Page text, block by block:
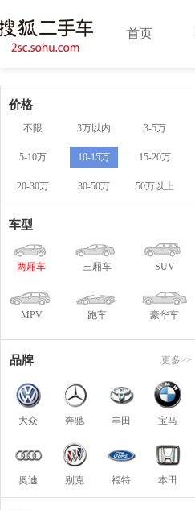
首页
价格
不限 3万以内 3-5万
5-10万 10-15万 15-20万
20-30万 30-50万 50万以上
车型
两厢车 三厢车 SUV
MPV 跑车 豪华车
品牌 更多>>
大众 奔驰 丰田 宝马
奥迪 别克 福特 本田